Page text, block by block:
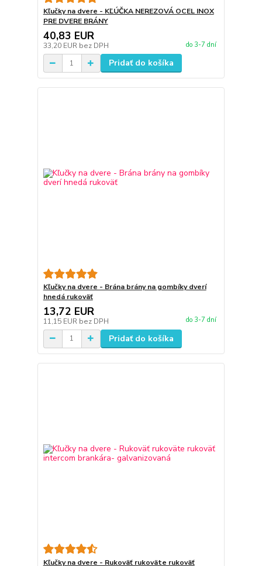
Kľučky na dvere - KĽÚČKA NEREZOVÁ OCEL INOX
PRE DVERE BRÁNY
40,83 EUR
33,20 EUR bez DPH do 3-7 dní
Pridať do košíka
Kľučky na dvere - Brána brány na gombíky dverí
hnedá rukoväť
13,72 EUR
11,15 EUR bez DPH do 3-7 dní
Pridať do košíka
Kľučky na dvere - Rukoväť rukoväte rukoväť